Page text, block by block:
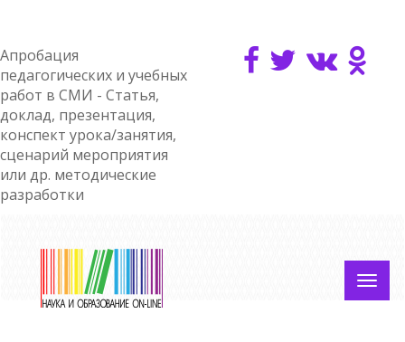
Апробация
педагогических и учебных
работ в СМИ - Статья,
доклад, презентация,
конспект урока/занятия,
сценарий мероприятия
или др. методические
разработки